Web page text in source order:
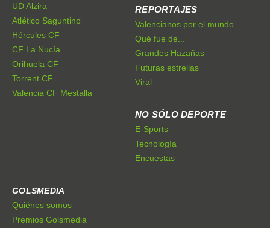
UD Alzira
Atlético Saguntino
Hércules CF
CF La Nucía
Orihuela CF
Torrent CF
Valencia CF Mestalla
REPORTAJES
Valencianos por el mundo
Qué fue de...
Grandes Hazañas
Futuras estrellas
Viral
NO SÓLO DEPORTE
E-Sports
Tecnología
Encuestas
GOLSMEDIA
Quiénes somos
Premios Golsmedia